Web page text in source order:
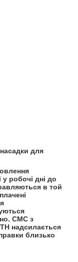
для
робочі дні до
в той
СМС з
надсилається
близько